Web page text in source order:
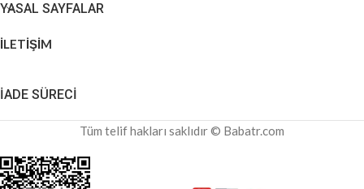
YASAL SAYFALAR
İLETİŞİM
İADE SÜRECİ
Tüm telif hakları saklıdır © Babatr.com